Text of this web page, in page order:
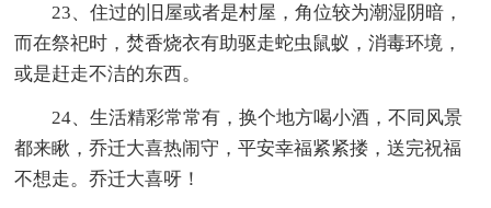
23、住过的旧屋或者是村屋，角位较为潮湿阴暗，
而在祭祀时，焚香烧衣有助驱走蛇虫鼠蚁，消毒环境，
或是赶走不洁的东西。
24、生活精彩常常有，换个地方喝小酒，不同风景
都来瞅，乔迁大喜热闹守，平安幸福紧紧搂，送完祝福
不想走。乔迁大喜呀！